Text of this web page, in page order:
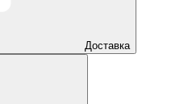
Доставка